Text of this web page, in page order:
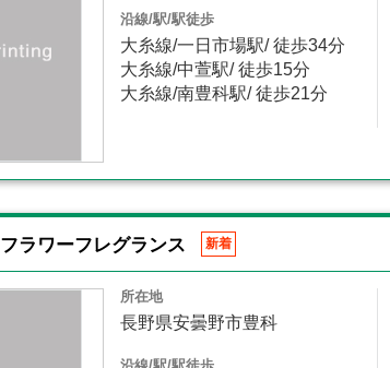
沿線/駅/駅徒歩
大糸線/一日市場駅/ 徒歩34分
大糸線/中萱駅/ 徒歩15分
大糸線/南豊科駅/ 徒歩21分
フラワーフレグランス 新着
所在地
長野県安曇野市豊科